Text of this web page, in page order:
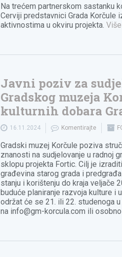
Na trećem partnerskom sastanku
Cerviji predstavnici Grada Korčule
aktivnostima u okviru projekta.Više
Javni poziv za
Gradskog muzeja
kulturnih dobara
16.11.2024 Komentirajte
Gradski muzej Korčule poziva
znanosti na sudjelovanje u radnoj
sklopu projekta Fortic. Cilj je
građevina starog grada i
stanju i korištenju do kraja veljače
buduće planiranje razvoja kulture i
održat će se 21. ili 22. studenoga
na info@gm-korcula.com ili